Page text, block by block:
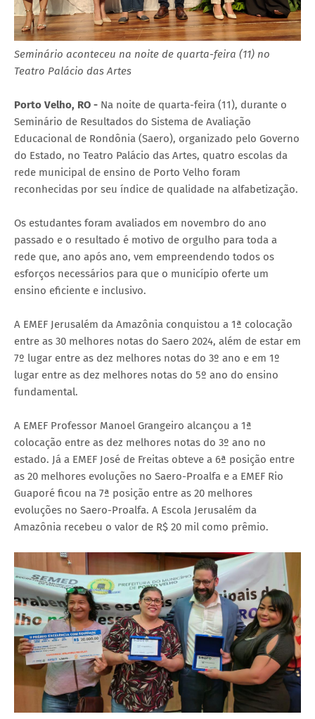
Seminário aconteceu na noite de quarta-feira (11) no
Teatro Palácio das Artes
Porto Velho, RO - Na noite de quarta-feira (11), durante o
Seminário de Resultados do Sistema de Avaliação
Educacional de Rondônia (Saero), organizado pelo Governo
do Estado, no Teatro Palácio das Artes, quatro escolas da
rede municipal de ensino de Porto Velho foram
reconhecidas por seu índice de qualidade na alfabetização.
Os estudantes foram avaliados em novembro do ano
passado e o resultado é motivo de orgulho para toda a
rede que, ano após ano, vem empreendendo todos os
esforços necessários para que o município oferte um
ensino eficiente e inclusivo.
A EMEF Jerusalém da Amazônia conquistou a 1ª colocação
entre as 30 melhores notas do Saero 2024, além de estar em
7º lugar entre as dez melhores notas do 3º ano e em 1º
lugar entre as dez melhores notas do 5º ano do ensino
fundamental.
A EMEF Professor Manoel Grangeiro alcançou a 1ª
colocação entre as dez melhores notas do 3º ano no
estado. Já a EMEF José de Freitas obteve a 6ª posição entre
as 20 melhores evoluções no Saero-Proalfa e a EMEF Rio
Guaporé ficou na 7ª posição entre as 20 melhores
evoluções no Saero-Proalfa. A Escola Jerusalém da
Amazônia recebeu o valor de R$ 20 mil como prêmio.